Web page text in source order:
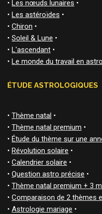
• Les nœuds lunaires •
• Les astéroïdes •
• Chiron •
• Soleil & Lune •
• L'ascendant •
• Le monde du travail en astro
ÉTUDE ASTROLOGIQUES
• Thème natal •
• Thème natal premium •
• Étude du thème sur une
• Révolution solaire •
• Calendrier solaire •
• Question astro précise •
• Thème natal premium + 3
• Comparaison de 2 thèmes
• Astrologie mariage •